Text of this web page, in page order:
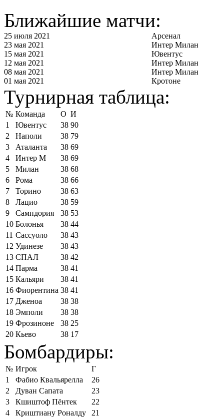
Ближайшие матчи:
25 июля 2021
Арсенал
23 мая 2021
Интер Милан
15 мая 2021
Ювентус
12 мая 2021
Интер Милан
08 мая 2021
Интер Милан
01 мая 2021
Кротоне
Турнирная таблица:
№ Команда О И
1
Ювентус 38 90
2
Наполи 38 79
3
Аталанта 38 69
4
Интер М 38 69
5
Милан 38 68
6
Рома 38 66
7
Торино 38 63
8
Лацио 38 59
9
Сампдория 38 53
10 Болонья 38 44
11 Сассуоло 38 43
12 Удинезе 38 43
13 СПАЛ 38 42
14 Парма 38 41
15 Кальяри 38 41
16 Фиорентина 38 41
17 Дженоа 38 38
18 Эмполи 38 38
19 Фрозиноне 38 25
20 Кьево 38 17
Бомбардиры:
№ Игрок
Г
1
Фабио Квальярелла
26
2
Дуван Сапата
23
3
Кшиштоф Пёнтек
22
4
Криштиану Роналду
21